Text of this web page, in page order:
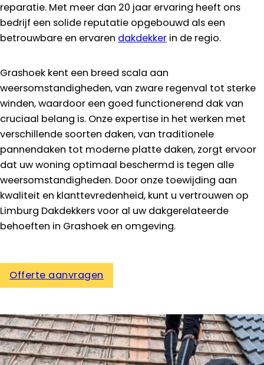
reparatie. Met meer dan 20 jaar ervaring heeft ons
bedrijf een solide reputatie opgebouwd als een
betrouwbare en ervaren dakdekker in de regio.
Grashoek kent een breed scala aan
weersomstandigheden, van zware regenval tot sterke
winden, waardoor een goed functionerend dak van
cruciaal belang is. Onze expertise in het werken met
verschillende soorten daken, van traditionele
pannendaken tot moderne platte daken, zorgt ervoor
dat uw woning optimaal beschermd is tegen alle
weersomstandigheden. Door onze toewijding aan
kwaliteit en klanttevredenheid, kunt u vertrouwen op
Limburg Dakdekkers voor al uw dakgerelateerde
behoeften in Grashoek en omgeving.
Offerte aanvragen